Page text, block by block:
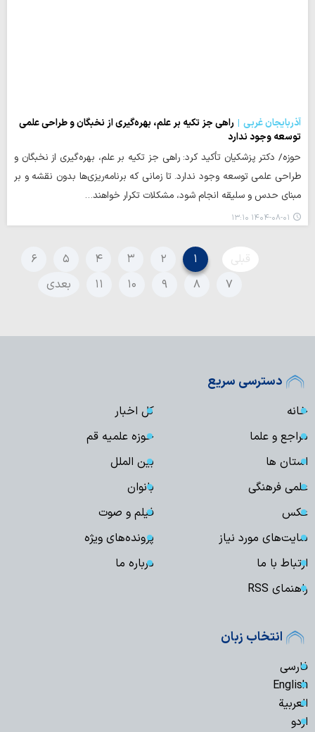
آذربایجان غربی
راهی جز تکیه بر علم، بهره‌گیری از نخبگان و طراحی علمی
توسعه وجود ندارد
حوزه/ دکتر پزشکیان تأکید کرد: راهی جز تکیه بر علم، بهره‌گیری از نخبگان و
طراحی علمی توسعه وجود ندارد. تا زمانی که برنامه‌ریزی‌ها بدون نقشه و بر
مبنای حدس و سلیقه انجام شود، مشکلات تکرار خواهند…
۱۴۰۴-۰۸-۰۱ ۱۳:۱۰
قبلی ۱ ۲ ۳ ۴ ۵
۶
۷
۸ ۹ ۱۰ ۱۱ بعدی
دسترسی سریع
خانه
کل اخبار
مراجع و علما
حوزه علمیه قم
استان ها
بین الملل
علمی فرهنگی
بانوان
عکس
فیلم و صوت
سایت‌های مورد نیاز
پرونده‌های ویژه
ارتباط با ما
درباره ما
راهنمای RSS
انتخاب زبان
فارسی
English
العربیة
اردو